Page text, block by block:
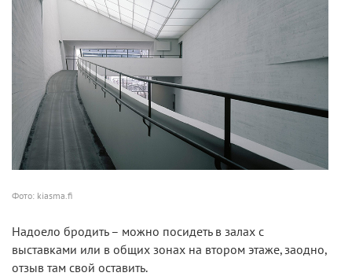
Фото: kiasma.fi
Надоело бродить – можно посидеть в залах с
выставками или в общих зонах на втором этаже, заодно,
отзыв там свой оставить.